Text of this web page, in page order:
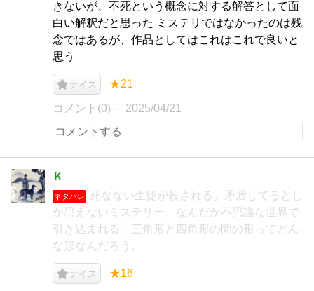
きないが、不死という概念に対する解答として面
白い解釈だと思った ミステリではなかったのは残
念ではあるが、作品としてはこれはこれで良いと
思う
ナイス ★21
コメント(0) 2025/04/21
Ｋ
ネタバレ
死なない生徒が殺される。矛盾してるとし
か思えないミステリー。なんだか不思議な世界で
引き込まれる。三角形と四角形の間の形ってどん
な形なんだろう。
ナイス ★16